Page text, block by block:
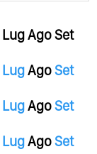
LugAgoSet
LugAgoSet
LugAgoSet
LugAgoSet